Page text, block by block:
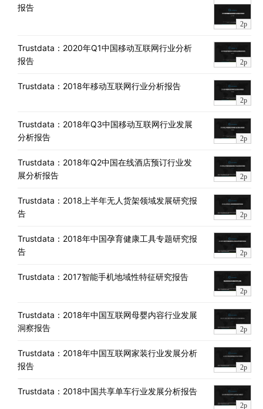
2p
报告
2p
Trustdata：2020年Q1中国移动互联网行业分析
报告
2p
Trustdata：2018年移动互联网行业分析报告
2p
Trustdata：2018年Q3中国移动互联网行业发展
分析报告
2p
Trustdata：2018年Q2中国在线酒店预订行业发
展分析报告
2p
Trustdata：2018上半年无人货架领域发展研究报
告
2p
Trustdata：2018年中国孕育健康工具专题研究报
告
2p
Trustdata：2017智能手机地域性特征研究报告
2p
Trustdata：2018年中国互联网母婴内容行业发展
洞察报告
2p
Trustdata：2018年中国互联网家装行业发展分析
报告
2p
Trustdata：2018中国共享单车行业发展分析报告